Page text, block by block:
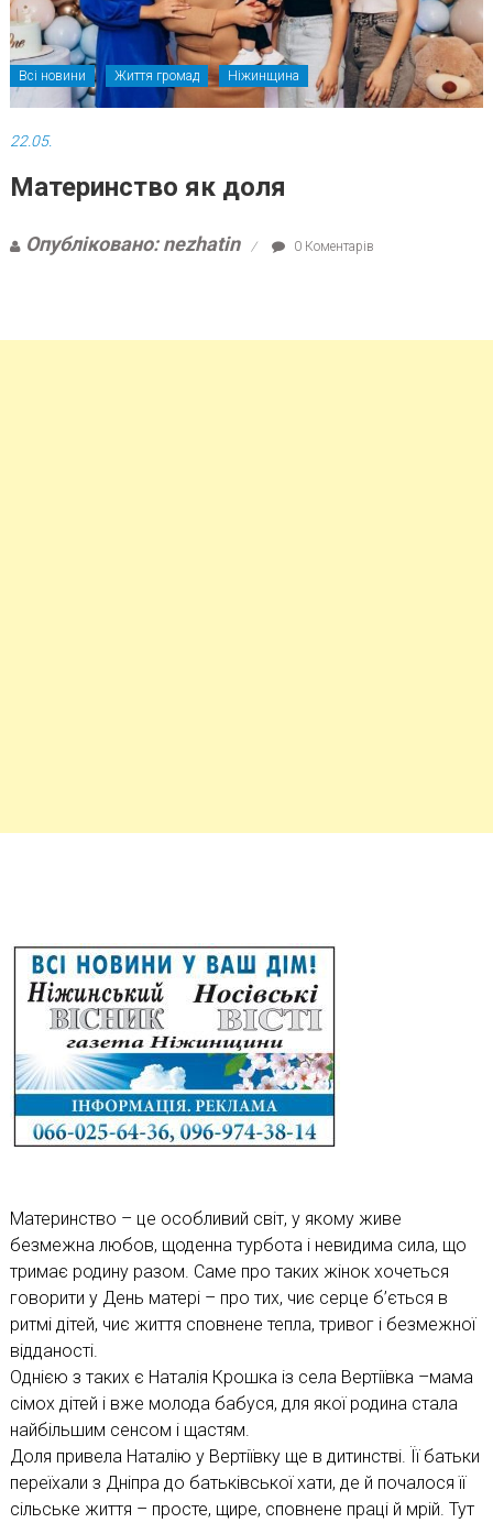
Всі новини Життя громад Ніжинщина
22.05.
Материнство як доля
Опубліковано: nezhatin 0 Коментарів
Материнство – це особливий світ, у якому живе
безмежна любов, щоденна турбота і невидима сила, що
тримає родину разом. Саме про таких жінок хочеться
говорити у День матері – про тих, чиє серце б’ється в
ритмі дітей, чиє життя сповнене тепла, тривог і безмежної
відданості.
Однією з таких є Наталія Крошка із села Вертіївка –мама
сімох дітей і вже молода бабуся, для якої родина стала
найбільшим сенсом і щастям.
Доля привела Наталію у Вертіївку ще в дитинстві. Її батьки
переїхали з Дніпра до батьківської хати, де й почалося її
сільське життя – просте, щире, сповнене праці й мрій. Тут